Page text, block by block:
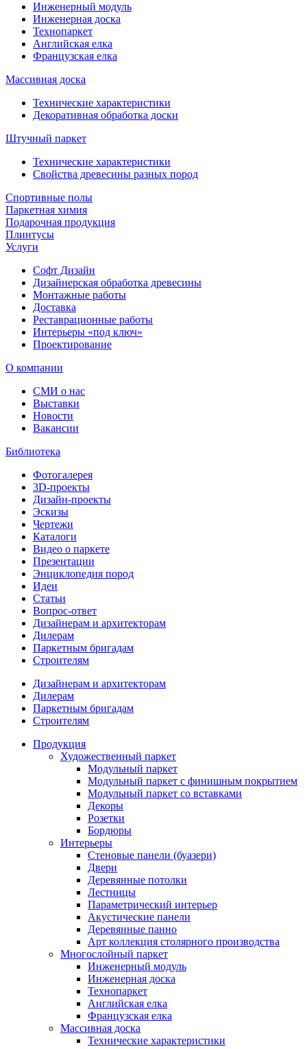
Инженерный модуль
Инженерная доска
Технопаркет
Английская елка
Французская елка
Массивная доска
Технические характеристики
Декоративная обработка доски
Штучный паркет
Технические характеристики
Свойства древесины разных пород
Спортивные полы
Паркетная химия
Подарочная продукция
Плинтусы
Услуги
Софт Дизайн
Дизайнерская обработка древесины
Монтажные работы
Доставка
Реставрационные работы
Интерьеры «под ключ»
Проектирование
О компании
СМИ о нас
Выставки
Новости
Вакансии
Библиотека
Фотогалерея
3D-проекты
Дизайн-проекты
Эскизы
Чертежи
Каталоги
Видео о паркете
Презентации
Энциклопедия пород
Идеи
Статьи
Вопрос-ответ
Дизайнерам и архитекторам
Дилерам
Паркетным бригадам
Строителям
Дизайнерам и архитекторам
Дилерам
Паркетным бригадам
Строителям
Продукция
Художественный паркет
Модульный паркет
Модульный паркет с финишным покрытием
Модульный паркет со вставками
Декоры
Розетки
Бордюры
Интерьеры
Стеновые панели (буазери)
Двери
Деревянные потолки
Лестницы
Параметрический интерьер
Акустические панели
Деревянные панно
Арт коллекция столярного производства
Многослойный паркет
Инженерный модуль
Инженерная доска
Технопаркет
Английская елка
Французская елка
Массивная доска
Технические характеристики